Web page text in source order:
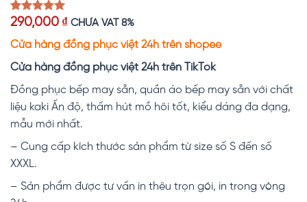
5.00trên 5
1
đánh giá
290,000 ₫ CHƯA VAT 8%
Cửa hàng đồng phục việt 24h trên shopee
Cửa hàng đồng phục việt 24h trên TikTok
Đồng phục bếp may sẵn, quần áo bếp may sẵn với chất
liệu kaki Ấn độ, thấm hút mồ hôi tốt, kiểu dáng đa dạng,
mẫu mới nhất.
– Cung cấp kích thước sản phẩm từ size số S đến số
XXXL.
– Sản phẩm được tư vấn in thêu trọn gói, in trong vòng